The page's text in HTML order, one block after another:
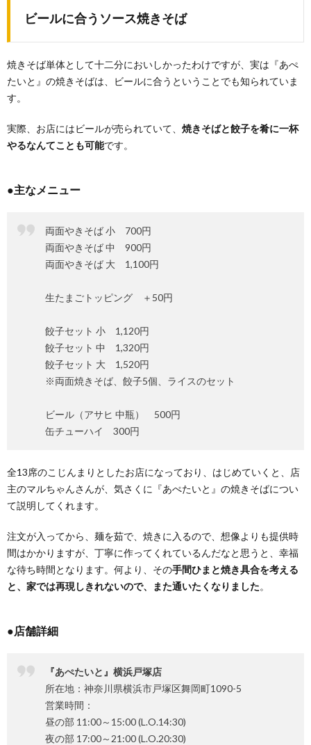
ビールに合うソース焼きそば
焼きそば単体として十二分においしかったわけですが、実は『あぺ
たいと』の焼きそばは、ビールに合うということでも知られていま
す。
実際、お店にはビールが売られていて、 焼きそばと餃子を肴に一杯
やるなんてことも可能です。
●主なメニュー
両面やきそば 小 700円
両面やきそば 中 900円
両面やきそば 大 1,100円
生たまごトッピング ＋50円
餃子セット 小 1,120円
餃子セット 中 1,320円
餃子セット 大 1,520円
※両面焼きそば、餃子5個、ライスのセット
ビール（アサヒ 中瓶） 500円
缶チューハイ 300円
全13席のこじんまりとしたお店になっており、はじめていくと、店
主のマルちゃんさんが、気さくに『あぺたいと』の焼きそばについ
て説明してくれます。
注文が入ってから、麺を茹で、焼きに入るので、想像よりも提供時
間はかかりますが、丁寧に作ってくれているんだなと思うと、幸福
な待ち時間となります。何より、その手間ひまと焼き具合を考える
と、家では再現しきれないので、また通いたくなりました。
●店舗詳細
『あぺたいと』横浜戸塚店
所在地：神奈川県横浜市戸塚区舞岡町1090-5
営業時間：
昼の部 11:00～15:00 (L.O.14:30)
夜の部 17:00～21:00 (L.O.20:30)